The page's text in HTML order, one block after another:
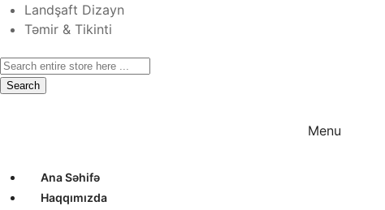
Landşaft Dizayn
Təmir & Tikinti
Search
Menu
Ana Səhifə
Haqqımızda